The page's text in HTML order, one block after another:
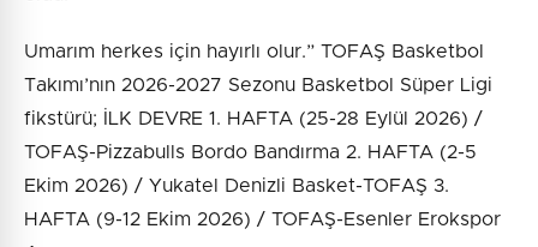
Umarım herkes için hayırlı olur.” TOFAŞ Basketbol
Takımı’nın 2026-2027 Sezonu Basketbol Süper Ligi
fikstürü; İLK DEVRE 1. HAFTA (25-28 Eylül 2026) /
TOFAŞ-Pizzabulls Bordo Bandırma 2. HAFTA (2-5
Ekim 2026) / Yukatel Denizli Basket-TOFAŞ 3.
HAFTA (9-12 Ekim 2026) / TOFAŞ-Esenler Erokspor